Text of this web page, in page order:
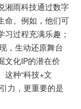
湘雨科技通过数字
命。例如，他们可
过程充满乐趣；
，生动还原舞台
文化IP的潜在价
这种“科技+文
力，更重要的是